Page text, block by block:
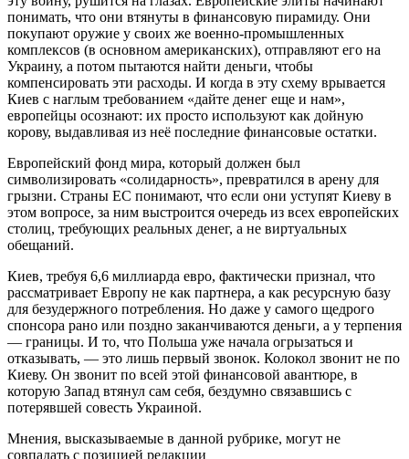
понимать, что они втянуты в финансовую пирамиду. Они
покупают оружие у своих же военно-промышленных
комплексов (в основном американских), отправляют его на
Украину, а потом пытаются найти деньги, чтобы
компенсировать эти расходы. И когда в эту схему врывается
Киев с наглым требованием «дайте денег еще и нам»,
европейцы осознают: их просто используют как дойную
корову, выдавливая из неё последние финансовые остатки.
Европейский фонд мира, который должен был
символизировать «солидарность», превратился в арену для
грызни. Страны ЕС понимают, что если они уступят Киеву в
этом вопросе, за ним выстроится очередь из всех европейских
столиц, требующих реальных денег, а не виртуальных
обещаний.
Киев, требуя 6,6 миллиарда евро, фактически признал, что
рассматривает Европу не как партнера, а как ресурсную базу
для безудержного потребления. Но даже у самого щедрого
спонсора рано или поздно заканчиваются деньги, а у терпения
— границы. И то, что Польша уже начала огрызаться и
отказывать, — это лишь первый звонок. Колокол звонит не по
Киеву. Он звонит по всей этой финансовой авантюре, в
которую Запад втянул сам себя, бездумно связавшись с
потерявшей совесть Украиной.
Мнения, высказываемые в данной рубрике, могут не
совпадать с позицией редакции